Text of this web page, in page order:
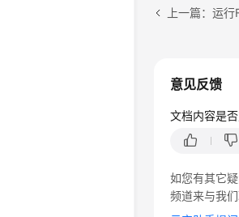
上一篇：运
意见反馈
文档内容是
如您有其它
频道来与我